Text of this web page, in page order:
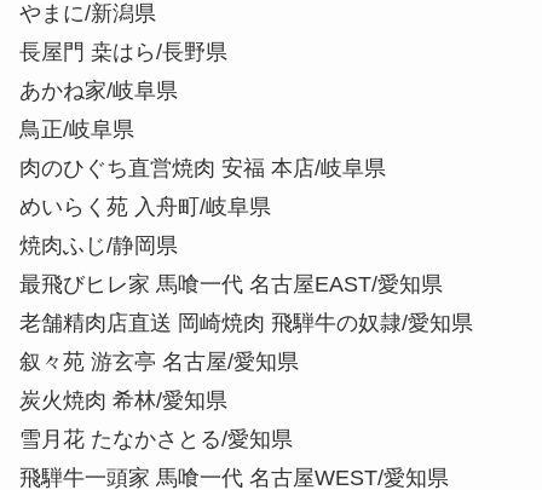
やまに/新潟県
長屋門 桒はら/長野県
あかね家/岐阜県
鳥正/岐阜県
肉のひぐち直営焼肉 安福 本店/岐阜県
めいらく苑 入舟町/岐阜県
焼肉ふじ/静岡県
最飛びヒレ家 馬喰一代 名古屋EAST/愛知県
老舗精肉店直送 岡崎焼肉 飛騨牛の奴隷/愛知県
叙々苑 游玄亭 名古屋/愛知県
炭火焼肉 希林/愛知県
雪月花 たなかさとる/愛知県
飛騨牛一頭家 馬喰一代 名古屋WEST/愛知県